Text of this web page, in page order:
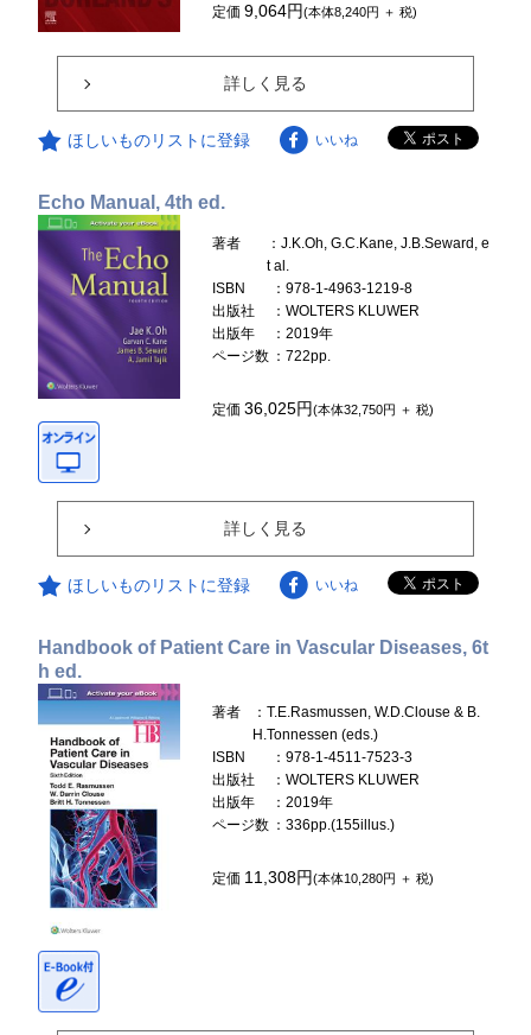
定価9,064円(本体8,240円 ＋ 税)
詳しく見る
ほしいものリストに登録 いいね
Echo Manual, 4th ed.
著者
：J.K.Oh, G.C.Kane, J.B.Seward, e
t al.
ISBN
：978-1-4963-1219-8
出版社
：WOLTERS KLUWER
出版年
：2019年
ページ数 ：722pp.
定価36,025円(本体32,750円 ＋ 税)
詳しく見る
ほしいものリストに登録 いいね
Handbook of Patient Care in Vascular Diseases, 6t
h ed.
著者
：T.E.Rasmussen, W.D.Clouse & B.
H.Tonnessen (eds.)
ISBN
：978-1-4511-7523-3
出版社
：WOLTERS KLUWER
出版年
：2019年
ページ数 ：336pp.(155illus.)
定価 11,308円(本体10,280円 ＋ 税)